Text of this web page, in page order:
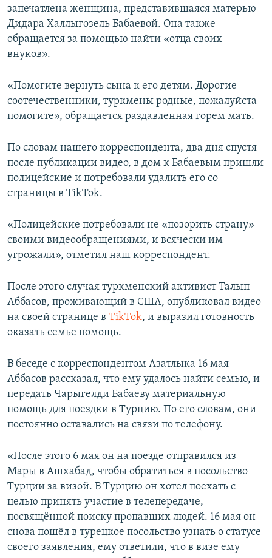
запечатлена женщина, представившаяся матерью
Дидара Халлыгозель Бабаевой. Она также
обращается за помощью найти «отца своих
внуков».
«Помогите вернуть сына к его детям. Дорогие
соотечественники, туркмены родные, пожалуйста
помогите», обращается раздавленная горем мать.
По словам нашего корреспондента, два дня спустя
после публикации видео, в дом к Бабаевым пришли
полицейские и потребовали удалить его со
страницы в TikTok.
«Полицейские потребовали не «позорить страну»
своими видеообращениями, и всячески им
угрожали», отметил наш корреспондент.
После этого случая туркменский активист Талып
Аббасов, проживающий в США, опубликовал видео
на своей странице в TikTok, и выразил готовность
оказать семье помощь.
В беседе с корреспондентом Азатлыка 16 мая
Аббасов рассказал, что ему удалось найти семью, и
передать Чарыгелди Бабаеву материальную
помощь для поездки в Турцию. По его словам, они
постоянно оставались на связи по телефону.
«После этого 6 мая он на поезде отправился из
Мары в Ашхабад, чтобы обратиться в посольство
Турции за визой. В Турцию он хотел поехать с
целью принять участие в телепередаче,
посвящённой поиску пропавших людей. 16 мая он
снова пошёл в турецкое посольство узнать о статусе
своего заявления, ему ответили, что в визе ему